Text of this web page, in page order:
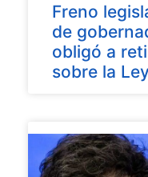
Freno
de
obligó a
sobre la